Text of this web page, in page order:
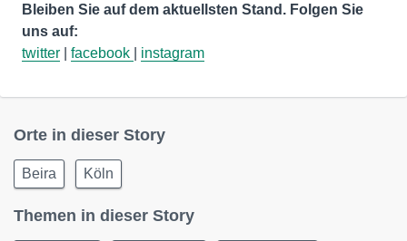
Bleiben Sie auf dem aktuellsten Stand. Folgen Sie
uns auf:
twitter
facebook instagram
Orte in dieser Story
Beira Köln
Themen in dieser Story